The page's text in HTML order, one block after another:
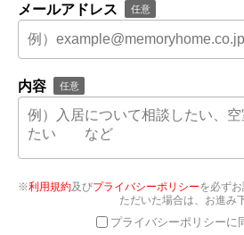
メールアドレス 任意
内容 任意
※利用規約及びプライバシーポリシーを必ず
ただいた場合は、お進み
プライバシーポリシーに